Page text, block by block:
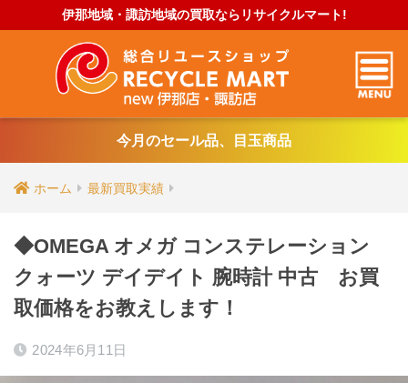
伊那地域・諏訪地域の買取ならリサイクルマート!
今月のセール品、目玉商品
ホーム 最新買取実績
◆OMEGA オメガ コンステレーション
クォーツ デイデイト 腕時計 中古 お買
取価格をお教えします！
2024年6月11日